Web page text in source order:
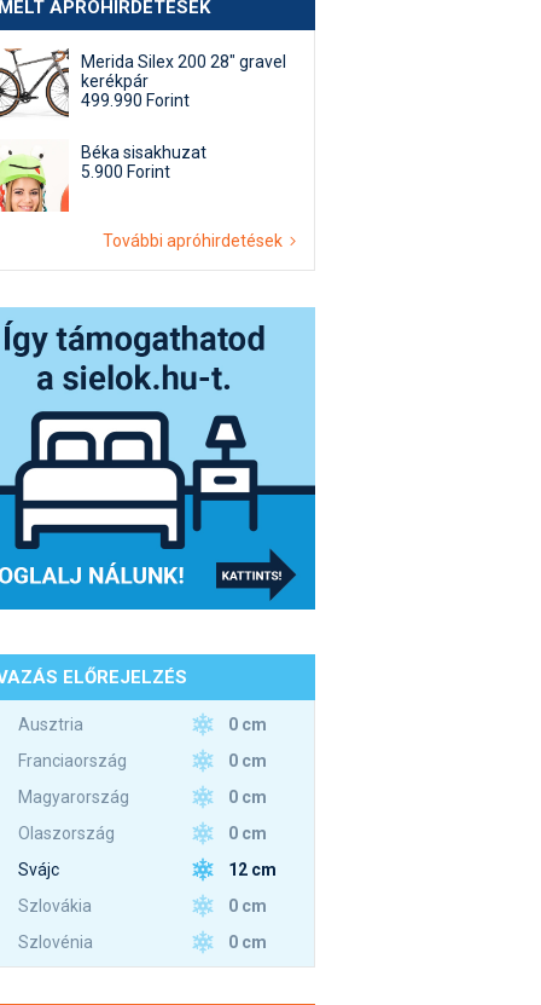
APRÓHIRDETÉSEK
Merida Silex 200 28" gravel
kerékpár
499.990 Forint
Béka sisakhuzat
5.900 Forint
További apróhirdetések
ELŐREJELZÉS
Ausztria
0 cm
Franciaország
0 cm
Magyarország
0 cm
Olaszország
0 cm
Svájc
12 cm
Szlovákia
0 cm
Szlovénia
0 cm